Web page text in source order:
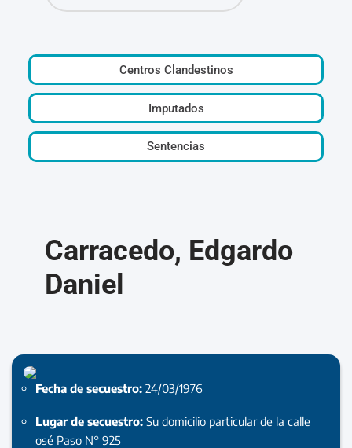
Centros Clandestinos
Imputados
Sentencias
Carracedo, Edgardo
Daniel
Fecha de secuestro: 24/03/1976
Lugar de secuestro: Su domicilio particular de la calle
osé Paso N° 925